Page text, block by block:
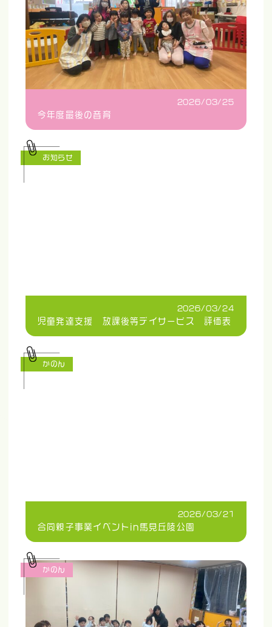
2026/03/25
今年度最後の音育
2026/03/24
児童発達支援 放課後等デイサービス 評価表
お知らせ
2026/03/21
合同親子事業イベントin馬見丘陵公園
かのん
かのん